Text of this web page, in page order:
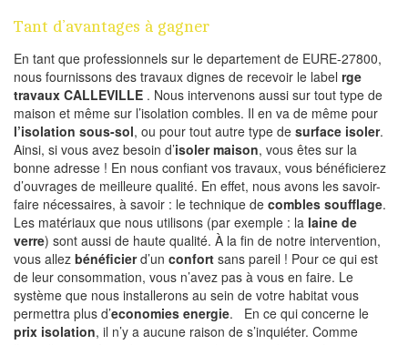
Tant d’avantages à gagner
En tant que professionnels sur le departement de EURE-27800,
nous fournissons des travaux dignes de recevoir le label rge
travaux CALLEVILLE . Nous intervenons aussi sur tout type de
maison et même sur l’isolation combles. Il en va de même pour
l’isolation sous-sol, ou pour tout autre type de surface isoler.
Ainsi, si vous avez besoin d’isoler maison, vous êtes sur la
bonne adresse ! En nous confiant vos travaux, vous bénéficierez
d’ouvrages de meilleure qualité. En effet, nous avons les savoir-
faire nécessaires, à savoir : le technique de combles soufflage.
Les matériaux que nous utilisons (par exemple : la laine de
verre) sont aussi de haute qualité. À la fin de notre intervention,
vous allez bénéficierd’un confort sans pareil ! Pour ce qui est
de leur consommation, vous n’avez pas à vous en faire. Le
système que nous installerons au sein de votre habitat vous
permettra plus d’economies energie. En ce qui concerne le
prix isolation, il n’y a aucune raison de s’inquiéter. Comme